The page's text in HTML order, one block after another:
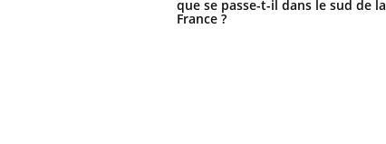
que se passe-t-il dans le sud de la
France ?